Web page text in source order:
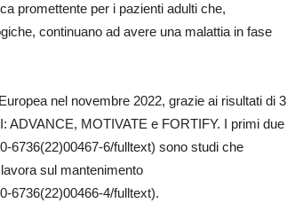
promettente per i pazienti adulti che,
continuano ad avere una malattia in fase
nel novembre 2022, grazie ai risultati di 3
ADVANCE, MOTIVATE e FORTIFY. I primi due
6736(22)00467-6/fulltext) sono studi che
sul mantenimento
6736(22)00466-4/fulltext).